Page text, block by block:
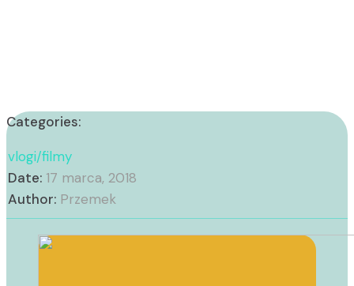
Categories:
vlogi/filmy
Date: 17 marca, 2018
Author: Przemek